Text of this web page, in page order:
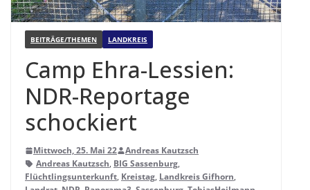
BEITRÄGE/THEMEN LANDKREIS
Camp Ehra-Les­sien:
NDR-Repor­tage
schockiert
Mittwoch, 25. Mai 22
Andreas Kautzsch
Andreas Kautzsch, BIG Sassenburg,
Flüchtlingsunterkunft, Kreistag, Landkreis Gifhorn,